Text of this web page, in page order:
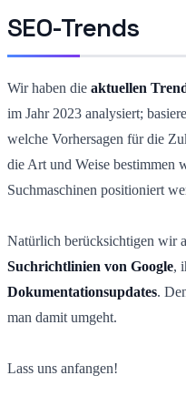
SEO-Trends
Wir haben die aktuellen
im Jahr 2023 analysiert;
welche Vorhersagen für die
die Art und Weise bestimmen
Suchmaschinen positioniert
Natürlich berücksichtigen wir
Suchrichtlinien von Google,
Dokumentationsupdates.
man damit umgeht.
Lass uns anfangen!